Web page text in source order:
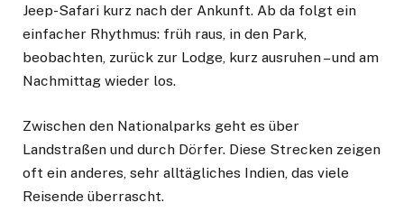
Jeep-Safari kurz nach der Ankunft. Ab da folgt ein
einfacher Rhythmus: früh raus, in den Park,
beobachten, zurück zur Lodge, kurz ausruhen – und am
Nachmittag wieder los.
Zwischen den Nationalparks geht es über
Landstraßen und durch Dörfer. Diese Strecken zeigen
oft ein anderes, sehr alltägliches Indien, das viele
Reisende überrascht.